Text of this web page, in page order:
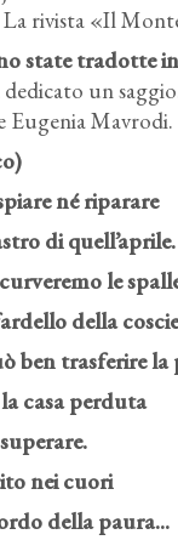
rivista «Il
state tradotte
un
Eugenia Mavrodi.
né riparare
di quell’aprile.
le
della
ben trasferire
casa perduta
nei cuori
della paura...